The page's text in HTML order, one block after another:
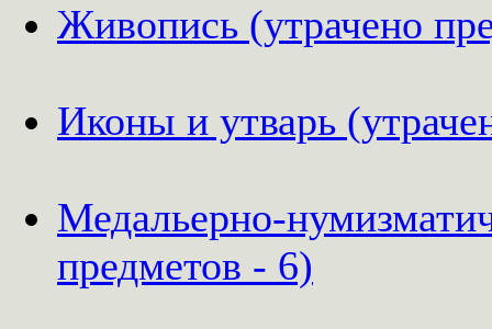
Живопись (утрачено
Иконы и утварь
Медальерно-
предметов - 6)